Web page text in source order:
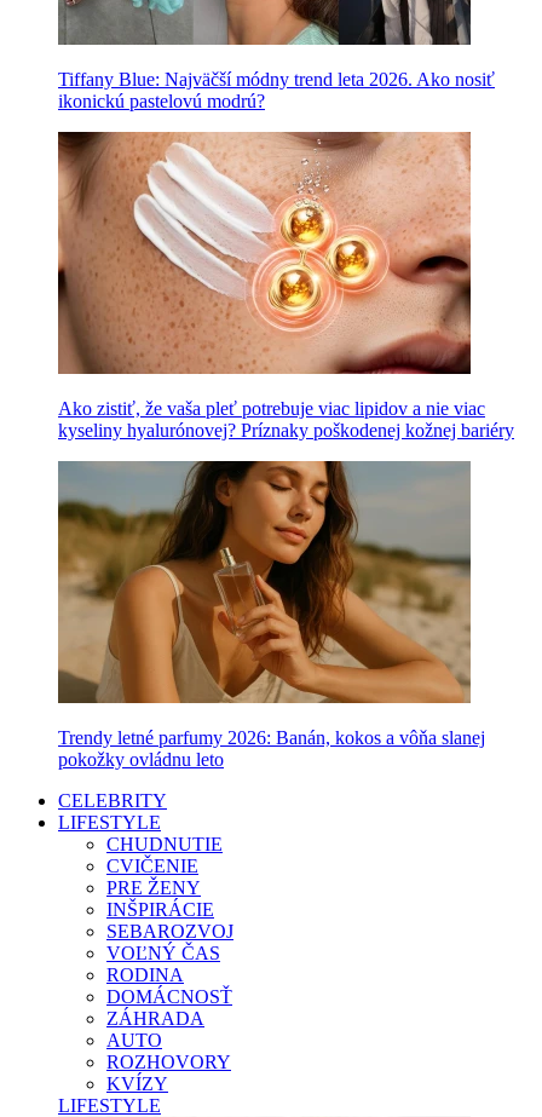
Tiffany Blue: Najväčší módny trend leta 2026. Ako nosiť
ikonickú pastelovú modrú?
Ako zistiť, že vaša pleť potrebuje viac lipidov a nie viac
kyseliny hyalurónovej? Príznaky poškodenej kožnej bariéry
Trendy letné parfumy 2026: Banán, kokos a vôňa slanej
pokožky ovládnu leto
CELEBRITY
LIFESTYLE
CHUDNUTIE
CVIČENIE
PRE ŽENY
INŠPIRÁCIE
SEBAROZVOJ
VOĽNÝ ČAS
RODINA
DOMÁCNOSŤ
ZÁHRADA
AUTO
ROZHOVORY
KVÍZY
LIFESTYLE